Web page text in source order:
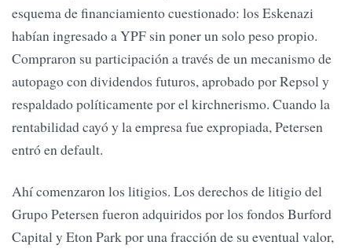
esquema de financiamiento cuestionado: los Eskenazi
habían ingresado a YPF sin poner un solo peso propio.
Compraron su participación a través de un mecanismo de
autopago con dividendos futuros, aprobado por Repsol y
respaldado políticamente por el kirchnerismo. Cuando la
rentabilidad cayó y la empresa fue expropiada, Petersen
entró en default.
Ahí comenzaron los litigios. Los derechos de litigio del
Grupo Petersen fueron adquiridos por los fondos Burford
Capital y Eton Park por una fracción de su eventual valor,